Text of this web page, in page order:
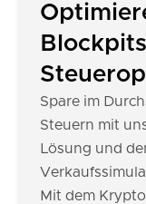
Spare im
Steuern mit
Lösung und
Mit dem